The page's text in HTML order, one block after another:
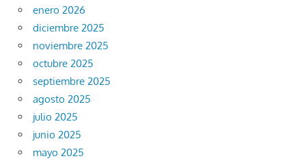
enero 2026
diciembre 2025
noviembre 2025
octubre 2025
septiembre 2025
agosto 2025
julio 2025
junio 2025
mayo 2025